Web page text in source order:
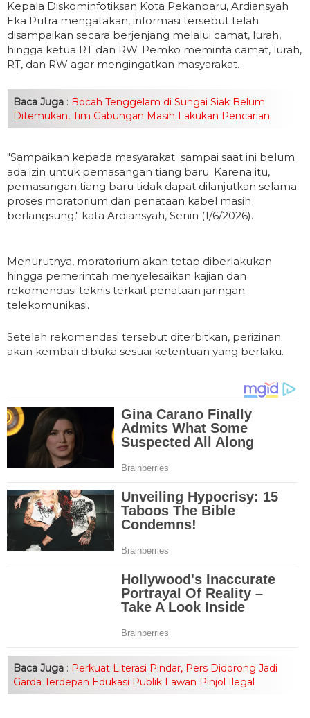
Kepala Diskominfotiksan Kota Pekanbaru, Ardiansyah
Eka Putra mengatakan, informasi tersebut telah
disampaikan secara berjenjang melalui camat, lurah,
hingga ketua RT dan RW. Pemko meminta camat, lurah,
RT, dan RW agar mengingatkan masyarakat.
Baca Juga : Bocah Tenggelam di Sungai Siak Belum
Ditemukan, Tim Gabungan Masih Lakukan Pencarian
"Sampaikan kepada masyarakat sampai saat ini belum
ada izin untuk pemasangan tiang baru. Karena itu,
pemasangan tiang baru tidak dapat dilanjutkan selama
proses moratorium dan penataan kabel masih
berlangsung," kata Ardiansyah, Senin (1/6/2026).
Menurutnya, moratorium akan tetap diberlakukan
hingga pemerintah menyelesaikan kajian dan
rekomendasi teknis terkait penataan jaringan
telekomunikasi.
Setelah rekomendasi tersebut diterbitkan, perizinan
akan kembali dibuka sesuai ketentuan yang berlaku.
Baca Juga : Perkuat Literasi Pindar, Pers Didorong Jadi
Garda Terdepan Edukasi Publik Lawan Pinjol Ilegal